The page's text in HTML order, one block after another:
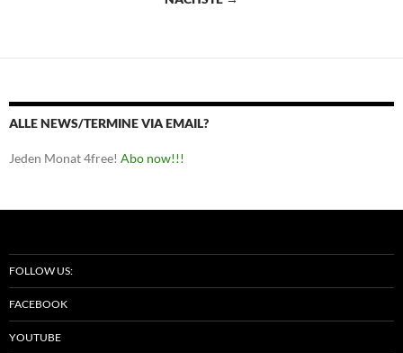
ALLE NEWS/TERMINE VIA EMAIL?
Jeden Monat 4free! Abo now!!!
FOLLOW US:
FACEBOOK
YOUTUBE